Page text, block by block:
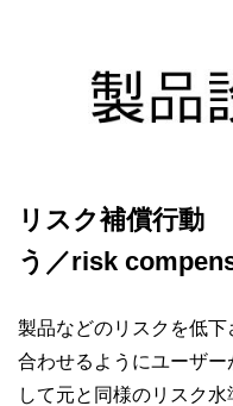
produced
リスク補償行動
う／risk
製品などのリスクを低
合わせるようにユーザ
して元と同様のリスク